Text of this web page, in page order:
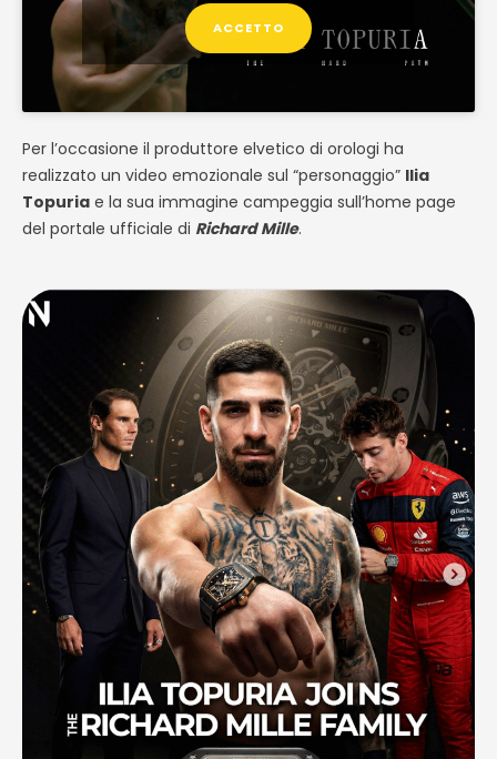
ACCETTO
Per l’occasione il produttore elvetico di orologi ha
realizzato un video emozionale sul “personaggio” Ilia
Topuria e la sua immagine campeggia sull’home page
del portale ufficiale di Richard Mille.